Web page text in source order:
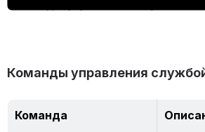
Команды управления
Команда